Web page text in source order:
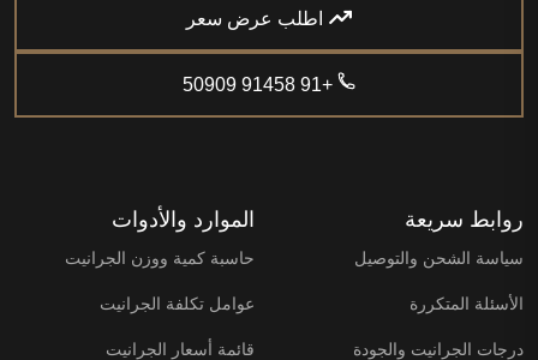
اطلب عرض سعر
+91 91458 50909
روابط سريعة
سياسة الشحن والتوصيل
الأسئلة المتكررة
درجات الجرانيت والجودة
الموارد والأدوات
حاسبة كمية ووزن الجرانيت
عوامل تكلفة الجرانيت
قائمة أسعار الجرانيت